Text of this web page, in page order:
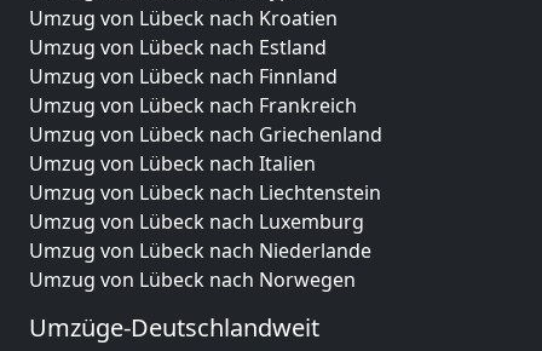
Umzug von Lübeck nach Kroatien
Umzug von Lübeck nach Estland
Umzug von Lübeck nach Finnland
Umzug von Lübeck nach Frankreich
Umzug von Lübeck nach Griechenland
Umzug von Lübeck nach Italien
Umzug von Lübeck nach Liechtenstein
Umzug von Lübeck nach Luxemburg
Umzug von Lübeck nach Niederlande
Umzug von Lübeck nach Norwegen
Umzüge-Deutschlandweit